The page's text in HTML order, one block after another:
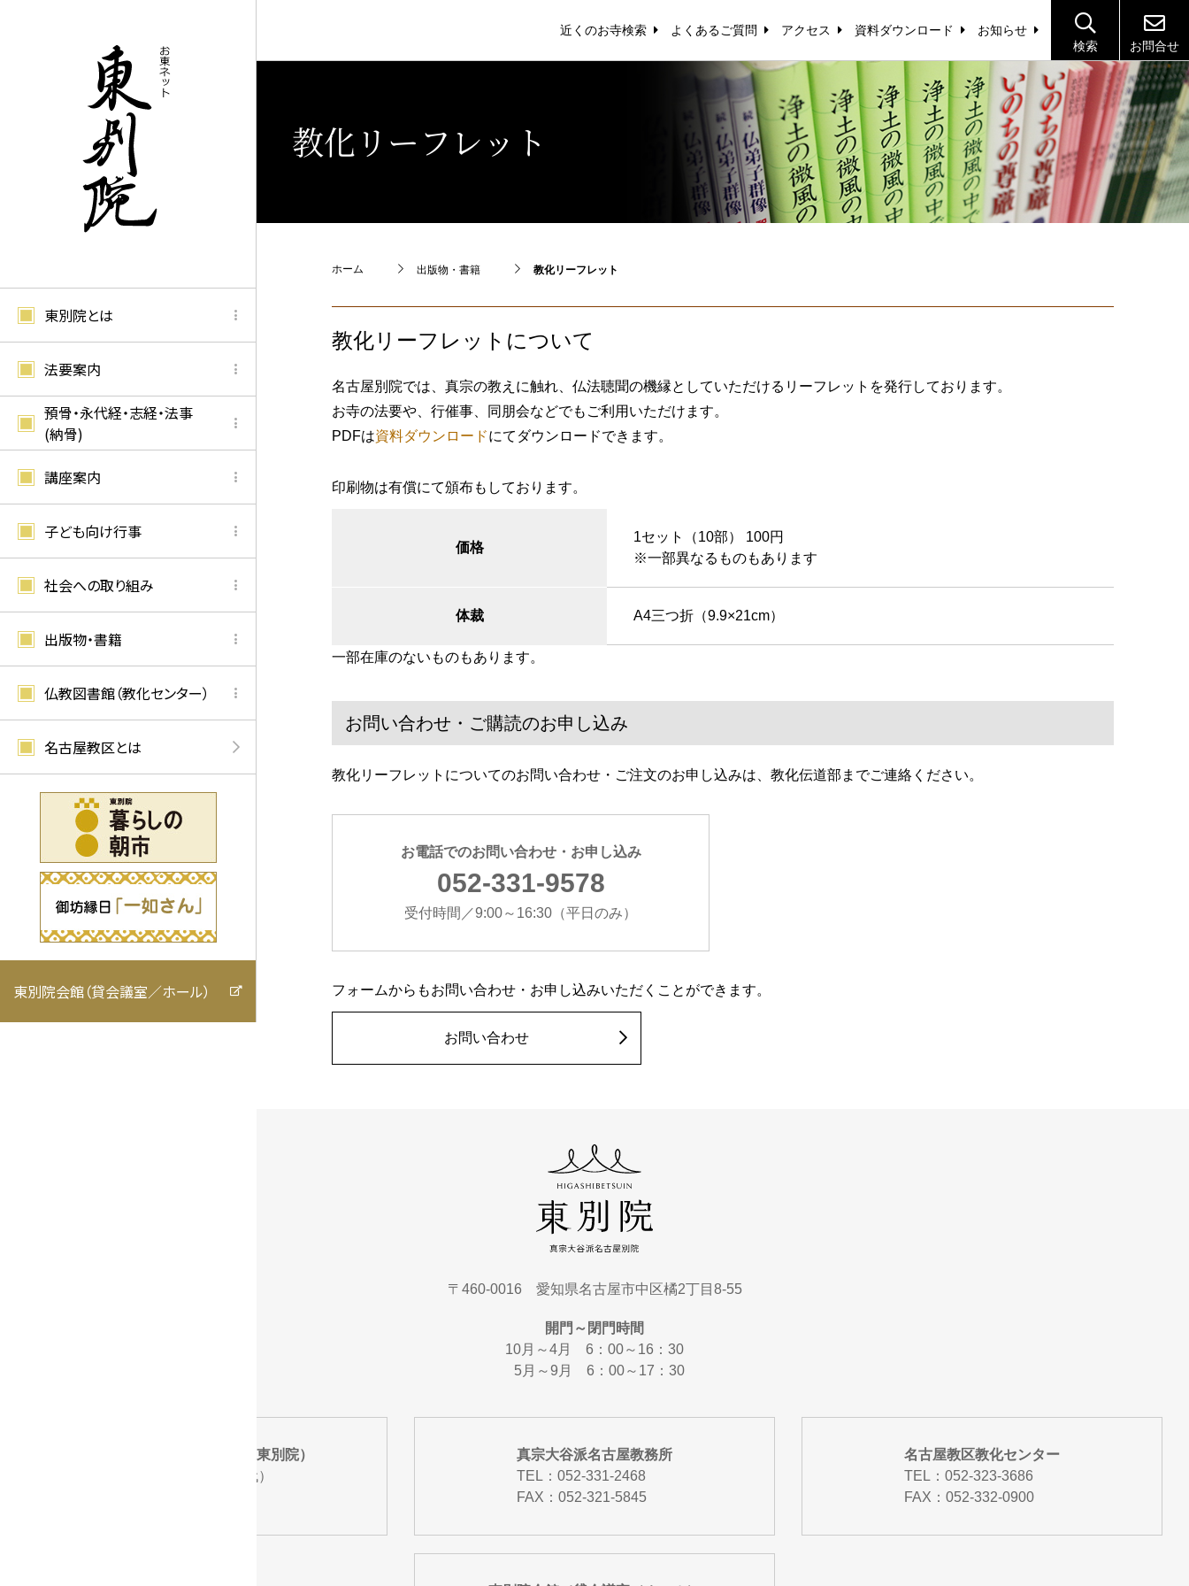
近くのお寺検索 よくあるご質問 アクセス 資料ダウンロード
お知らせ
検索
お問合せ
東別院とは
法要案内
預骨・永代経・志経・法事
(納骨)
講座案内
子ども向け行事
社会への取り組み
出版物・書籍
仏教図書館（教化センター）
名古屋教区とは
東別院会館（貸会議室／ホール）
教化リーフレット
ホーム 出版物・書籍 教化リーフレット
教化リーフレットについて
名古屋別院では、真宗の教えに触れ、仏法聴聞の機縁としていただけるリーフレットを発行しております。
お寺の法要や、行催事、同朋会などでもご利用いただけます。
PDFは資料ダウンロードにてダウンロードできます。
印刷物は有償にて頒布もしております。
価格
1セット（10部） 100円
※一部異なるものもあります
体裁 A4三つ折（9.9×21cm）
一部在庫のないものもあります。
お問い合わせ・ご購読のお申し込み
教化リーフレットについてのお問い合わせ・ご注文のお申し込みは、教化伝道部までご連絡ください。
お電話でのお問い合わせ・お申し込み
052-331-9578
受付時間／9:00～16:30（平日のみ）
フォームからもお問い合わせ・お申し込みいただくことができます。
お問い合わせ
〒460-0016 愛知県名古屋市中区橘2丁目8-55
開門～閉門時間
10月～4月 6：00～16：30
5月～9月 6：00～17：30
真宗大谷派名古屋別院（東別院）
052-321-9201（代）
真宗大谷派名古屋教務所
TEL： 052-331-2468
FAX：052-321-5845
名古屋教区教化センター
TEL： 052-323-3686
FAX：052-332-0900